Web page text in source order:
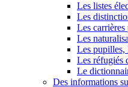
Les listes
Les
Les carrières
Les
Les pupilles,
Les réfugiés
Le
Des informations